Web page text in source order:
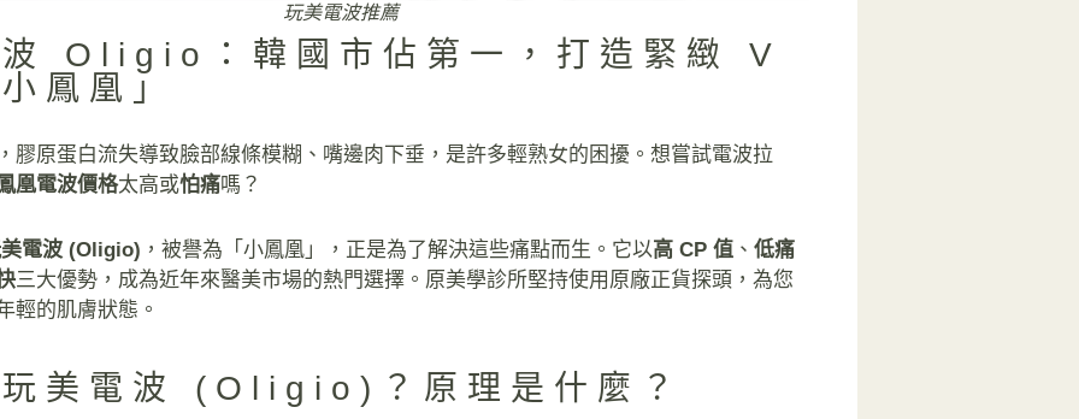
玩美電波推薦
Oligio：韓國市佔第一，打造緊緻 V
鳳凰」
膠原蛋白流失導致臉部線條模糊、嘴邊肉下垂，是許多輕熟女的困擾。想嘗試電波拉
凰電波價格太高或怕痛嗎？
電波 (Oligio) ，被譽為「小鳳凰」，正是為了解決這些痛點而生。它以高 CP 值 、低痛
三大優勢，成為近年來醫美市場的熱門選擇。原美學診所堅持使用原廠正貨探頭，為您
輕的肌膚狀態。
美電波 (Oligio)？原理是什麼？